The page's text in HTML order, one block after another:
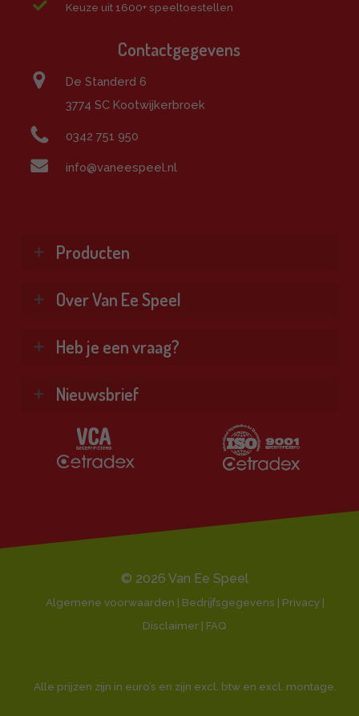
Keuze uit 1600+ speeltoestellen
Contactgegevens
De Standerd 6
3774 SC Kootwijkerbroek
0342 751 950
info@vaneespeel.nl
Producten
Klimtoestellen
Combinatietoestellen
Bekijk alle producten ❯
Over Van Ee Speel
Wie zijn wij?
Veel gestelde vragen
Al onze diensten ❯
Heb je een vraag?
Vind je antwoord snel en makkelijk op onze
Naar de klantenservice
Nieuwsbrief
Ontvang de beste aanbiedingen en persoonlijk
advies.
© 2026 Van Ee Speel
Algemene voorwaarden | Bedrijfsgegevens | Privacy |
Disclaimer | FAQ
Alle prijzen zijn in euro’s en zijn excl. btw en excl. montage.